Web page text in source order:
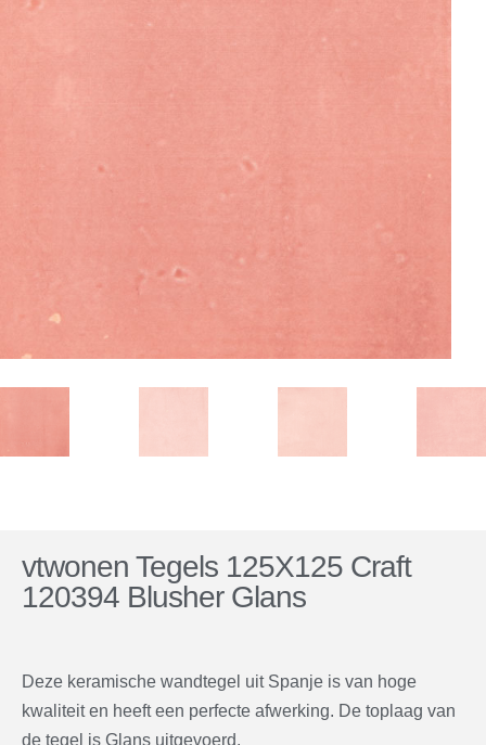
vtwonen Tegels 125X125 Craft
120394 Blusher Glans
Deze keramische wandtegel uit Spanje is van hoge
kwaliteit en heeft een perfecte afwerking. De toplaag van
de tegel is Glans uitgevoerd.